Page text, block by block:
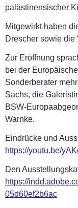
palästinensischer
Mitgewirkt haben
Drescher sowie die
Zur Eröffnung
bei der
Sonderberater
Sachs, die
BSW-
Warnke.
Eindrücke und
https://youtu.be/
Den
https://
05d60ef2b6ac